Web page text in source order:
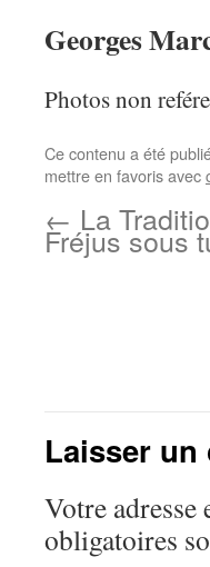
Georges
Photos non
Ce contenu a été
mettre en favoris avec
← La
Fréjus sous
Laisser un
Votre adresse
obligatoires